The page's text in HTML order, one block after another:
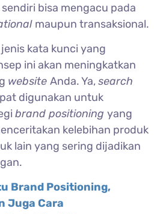
sendiri bisa mengacu pada
maupun transaksional.
kata kunci yang
ini akan meningkatkan
websiteAnda. Ya,search
digunakan untuk
brand positioningyang
kelebihan produk
lain yang sering dijadikan
Brand Positioning,
Juga Cara